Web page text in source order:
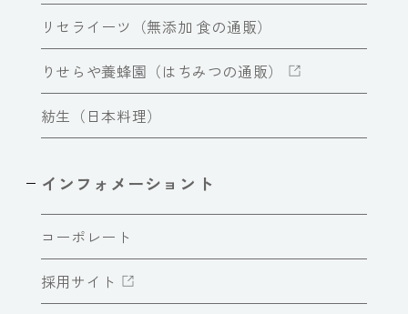
リセライーツ（無添加 食の通販）
りせらや養蜂園（はちみつの通販）
紡生（日本料理）
インフォメーショント
コーポレート
採用サイト